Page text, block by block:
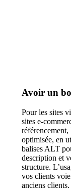
Avoir un
Pour les sites
sites e-
optimisée, en
balises ALT
description et
structure.
vos clients
anciens clients.